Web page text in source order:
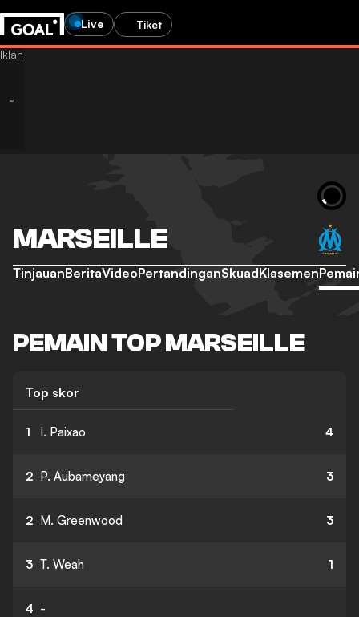
Live Tiket
MARSEILLE
TinjauanBeritaVideoPertandinganSkuadKlasemen
PEMAIN TOP MARSEILLE
Top skor
1 I. Paixao 4
2 P. Aubameyang 3
2 M. Greenwood 3
3 T. Weah 1
4 -